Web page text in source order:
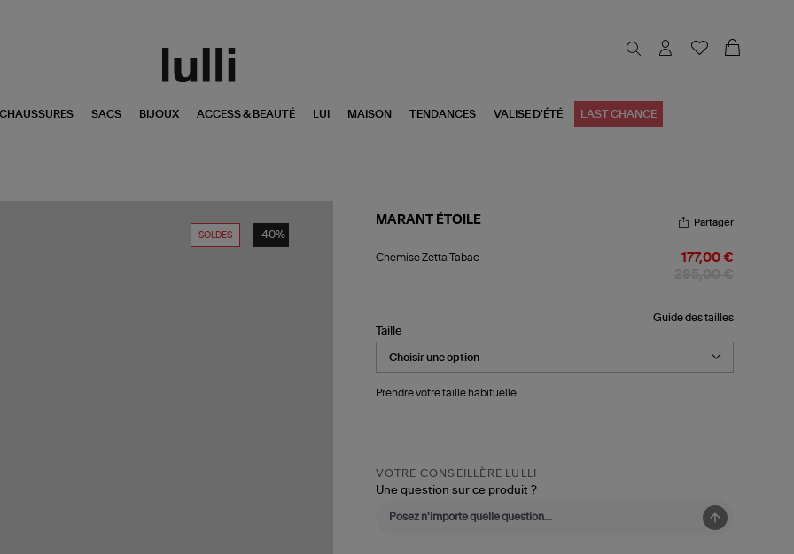
CHAUSSURES SACS BIJOUX ACCESS & BEAUTÉ LUI MAISON TENDANCES VALISE D'ÉTÉ LAST CHANCE
SOLDES -40%
MARANT ÉTOILE
Zetta
Partager
Chemise Zetta Tabac 177,00 €
Guide des tailles
Taille
Prendre votre taille habituelle.
VOTRE CONSEILLÈRE LULLI
Une question sur ce produit ?